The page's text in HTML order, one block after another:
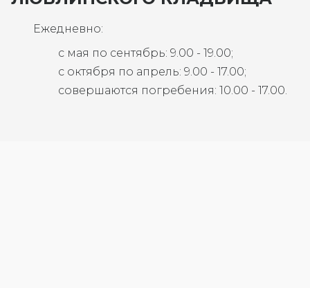
Ежедневно:
с мая по сентябрь: 9.00 - 19.00;
с октября по апрель: 9.00 - 17.00;
совершаются погребения: 10.00 - 17.00.